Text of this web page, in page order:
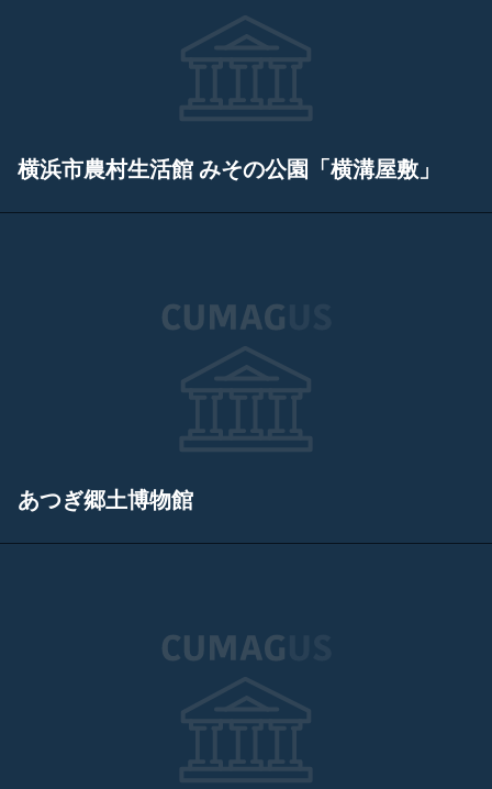
横浜市農村生活館 みその公園「横溝屋敷」
あつぎ郷土博物館